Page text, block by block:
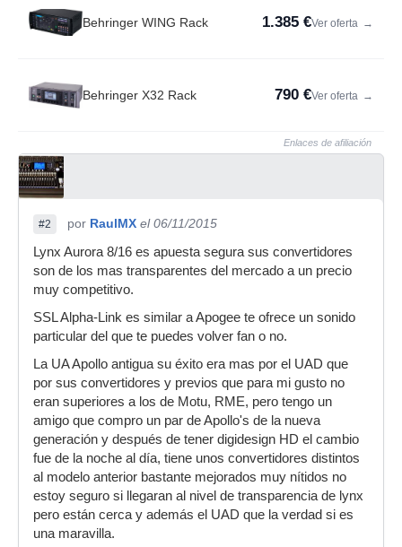
Behringer WING Rack 1.385 €Ver oferta →
Behringer X32 Rack 790 €Ver oferta →
Enlaces de afiliación
#2 por RaulMX el 06/11/2015
Lynx Aurora 8/16 es apuesta segura sus convertidores
son de los mas transparentes del mercado a un precio
muy competitivo.
SSL Alpha-Link es similar a Apogee te ofrece un sonido
particular del que te puedes volver fan o no.
La UA Apollo antigua su éxito era mas por el UAD que
por sus convertidores y previos que para mi gusto no
eran superiores a los de Motu, RME, pero tengo un
amigo que compro un par de Apollo's de la nueva
generación y después de tener digidesign HD el cambio
fue de la noche al día, tiene unos convertidores distintos
al modelo anterior bastante mejorados muy nítidos no
estoy seguro si llegaran al nivel de transparencia de lynx
pero están cerca y además el UAD que la verdad si es
una maravilla.